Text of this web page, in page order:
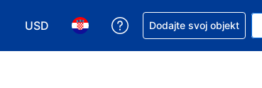
USD
Odaberite valutu. Vaša je trenutačna valuta
Odaberite svoj jezik. Vaš je
Zatražite pomoć sa
Dodajte svoj objekt